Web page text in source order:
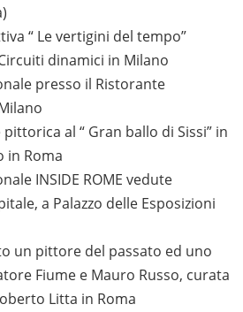
“ Le vertigini del tempo”
dinamici in Milano
presso il Ristorante
al “ Gran ballo di Sissi” in
in Roma
INSIDE ROME vedute
a Palazzo delle Esposizioni
un pittore del passato ed uno
Fiume e Mauro Russo, curata
Litta in Roma